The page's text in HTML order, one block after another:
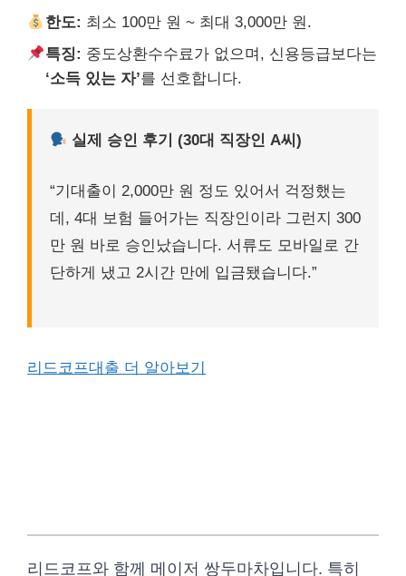
한도: 최소 100만 원 ~ 최대 3,000만 원.
특징: 중도상환수수료가 없으며, 신용등급보다는
‘소득 있는 자’를 선호합니다.
실제 승인 후기 (30대 직장인 A씨)
“기대출이 2,000만 원 정도 있어서 걱정했는
데, 4대 보험 들어가는 직장인이라 그런지 300
만 원 바로 승인났습니다. 서류도 모바일로 간
단하게 냈고 2시간 만에 입금됐습니다.”
리드코프대출 더 알아보기
리드코프와 함께 메이저 쌍두마차입니다. 특히